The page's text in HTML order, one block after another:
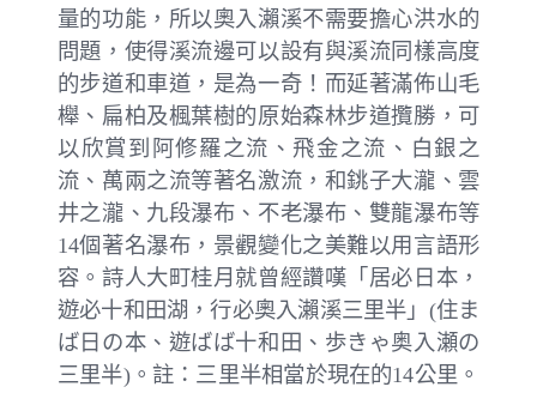
量的功能，所以奧入瀨溪不需要擔心洪水的
問題，使得溪流邊可以設有與溪流同樣高度
的步道和車道，是為一奇！而延著滿佈山毛
櫸、扁柏及楓葉樹的原始森林步道攬勝，可
以欣賞到阿修羅之流、飛金之流、白銀之
流、萬兩之流等著名激流，和銚子大瀧、雲
井之瀧、九段瀑布、不老瀑布、雙龍瀑布等
14個著名瀑布，景觀變化之美難以用言語形
容。詩人大町桂月就曾經讚嘆「居必日本，
遊必十和田湖，行必奧入瀨溪三里半」(住ま
ば日の本、遊ばば十和田、歩きゃ奥入瀬の
三里半)。註：三里半相當於現在的14公里。